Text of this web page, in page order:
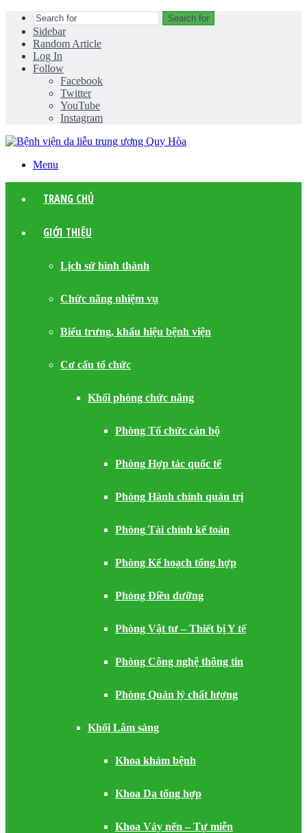
Search for
Sidebar
Random Article
Log In
Follow
Facebook
Twitter
YouTube
Instagram
Menu
TRANG CHỦ
GIỚI THIỆU
Lịch sử hình thành
Chức năng nhiệm vụ
Biểu trưng, khẩu hiệu bệnh viện
Cơ cấu tổ chức
Khối phòng chức năng
Phòng Tổ chức cán bộ
Phòng Hợp tác quốc tế
Phòng Hành chính quản trị
Phòng Tài chính kế toán
Phòng Kế hoạch tổng hợp
Phòng Điều dưỡng
Phòng Vật tư – Thiết bị Y tế
Phòng Công nghệ thông tin
Phòng Quản lý chất lượng
Khối Lâm sàng
Khoa khám bệnh
Khoa Da tổng hợp
Khoa Vảy nến – Tự miễn